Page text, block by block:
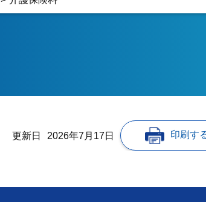
更新日 2026年7月17日 印刷す